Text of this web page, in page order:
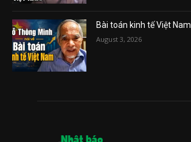
Bài toán kinh tế Việt Nam
August 3, 2026